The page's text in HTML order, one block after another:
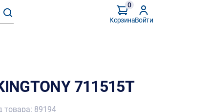
Корзина
0
Войти
711515T
товара: 89194